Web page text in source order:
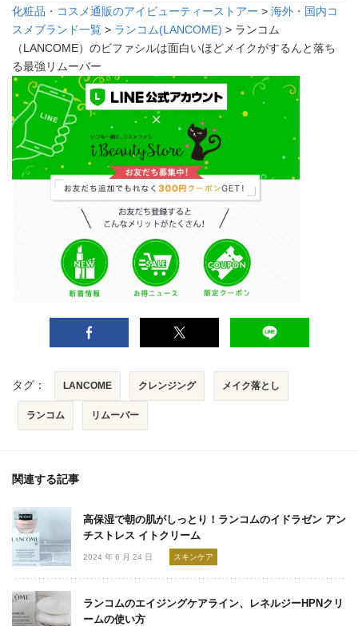
化粧品・コスメ通販のアイビューティーストアー > 海外・国内コ
スメブランド一覧 > ランコム(LANCOME) > ランコム
（LANCOME）のビファシルは面白いほどメイクがするんと落ち
る最強リムーバー
タグ： LANCOME クレンジング メイク落とし
ランコム リムーバー
関連する記事
高保湿で朝の肌がしっとり！ランコムのイドラゼン アン
チストレス イトクリーム
2024 年 6 月 24 日 スキンケア
ランコムのエイジングケアライン、レネルジーHPNクリ
ームの使い方